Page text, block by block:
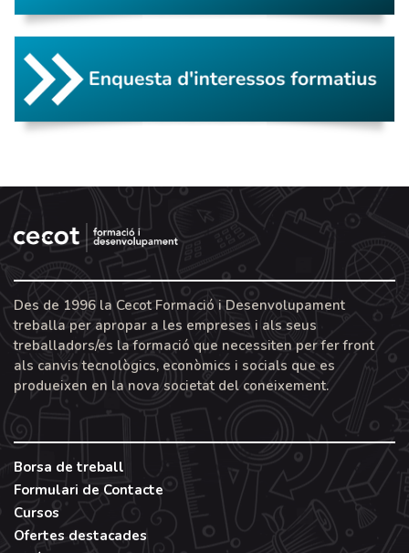
Des de 1996 la Cecot Formació i Desenvolupament
treballa per apropar a les empreses i als seus
treballadors/es la formació que necessiten per fer front
als canvis tecnològics, econòmics i socials que es
produeixen en la nova societat del coneixement.
Borsa de treball
Formulari de Contacte
Cursos
Ofertes destacades